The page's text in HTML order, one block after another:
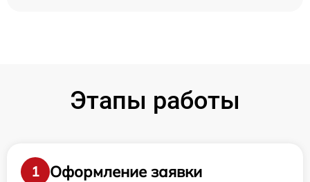
Этапы работы
1
Оформление заявки